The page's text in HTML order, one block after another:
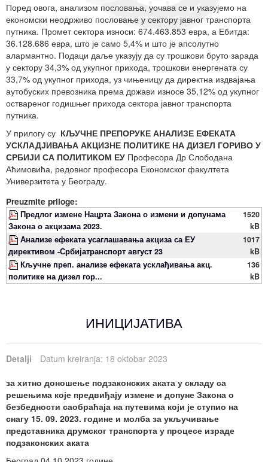
Поред овога, анализом пословања, уочава се и указујемо на
економски неодрживо пословање у сектору јавног транспорта
путника. Промет сектора износи: 674.463.853 евра, а Ебитда:
36.128.686 евра, што је само 5,4% и што је апсолутно
алармантно. Подаци даље указују да су трошкови бруто зарада
у сектору 34,3% од укупног прихода, трошкови енергената су
33,7% од укупног прихода, уз чињеницу да директна издвајања
аутобуских превозника према држави износе 35,12% од укупног
оствареног годишњег прихода сектора јавног транспорта
путника.
У прилогу су КЉУЧНЕ ПРЕПОРУКЕ АНАЛИЗЕ ЕФЕКАТА
УСКЛАДЈИВАЊА АКЦИЗНЕ ПОЛИТИКЕ НА ДИЗЕЛ ГОРИВО У
СРБИЈИ СА ПОЛИТИКОМ ЕУ Професора Др Слободана
Аћимовића, редовног професора Економског факултета
Универзитета у Београду.
Preuzmite priloge:
Предлог измене Нацрта Закона о измени и допунама
Закона о акцизама 2023.
1520
kB
Анализе ефеката усаглашавања акциза са ЕУ
директивом -Србијатранспорт август 23
1017
kB
Кључне преп. анализе ефеката усклађивања акц.
политике на дизел гор...
136
kB
ИНИЦИЈАТИВА
Detalji
Datum kreiranja: 18 oktobar 2023
за хитно доношење подзаконских аката у складу са
решењима које предвиђају измене и допуне Закона о
безбедности саобраћаја на путевима који је ступио на
снагу 15. 09. 2023. године и молба за укључивање
представника друмског транспорта у процесе израде
подзаконских аката